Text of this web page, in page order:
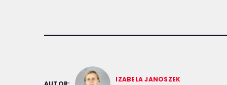
IZABELA JANOSZEK